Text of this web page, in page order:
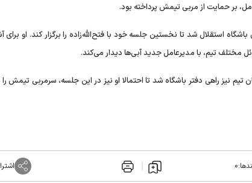
بر حمایت از مربی تیمش پرداخته بود.
استقلال شد تا نخستین جلسه خود با فتح‌الله‌زاده را برگزار کند. او برای
تیم، با مدیرعامل جدید آبی‌ها دیدار می‌کند.
نیز راهی دفتر باشگاه شد تا احتمالا او نیز در این جلسه، سرمربی تیمش
۰